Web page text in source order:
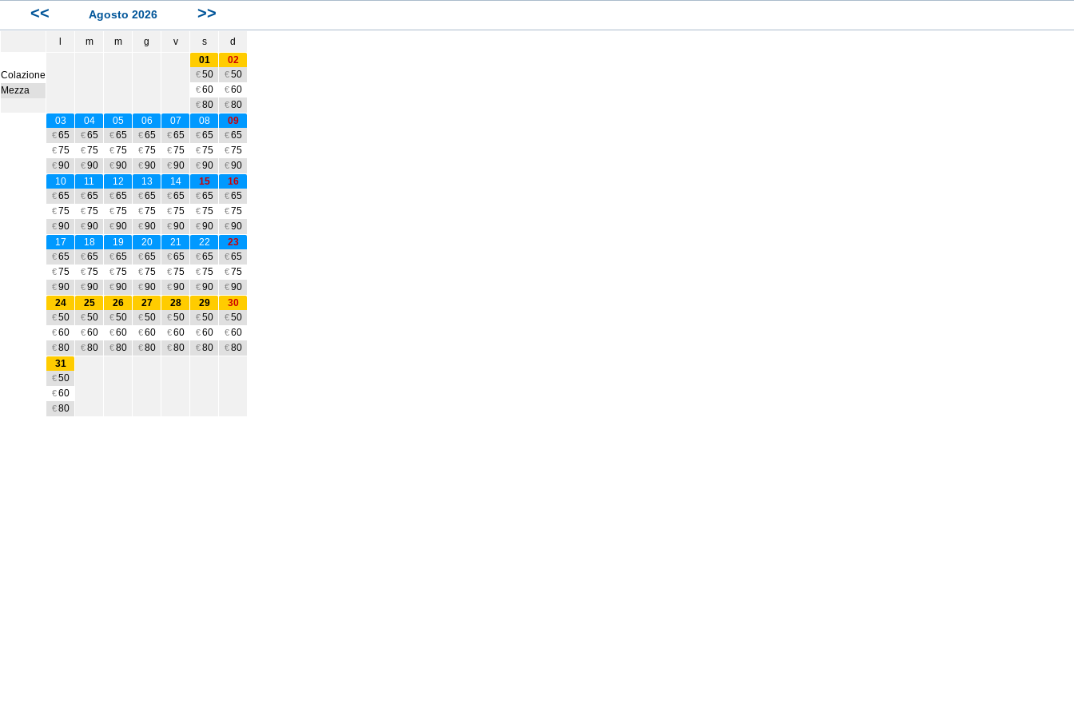
<< Agosto 2026 >>
m m g v s d
Colazione
Mezza
01
€50
€60
€80
02
€50
€60
€80
03
€65
€75
€90
04
€65
€75
€90
05
€65
€75
€90
06
€65
€75
€90
07
€65
€75
€90
08
€65
€75
€90
09
€65
€75
€90
10
€65
€75
€90
11
€65
€75
€90
12
€65
€75
€90
13
€65
€75
€90
14
€65
€75
€90
15
€65
€75
€90
16
€65
€75
€90
17
€65
€75
€90
18
€65
€75
€90
19
€65
€75
€90
20
€65
€75
€90
21
€65
€75
€90
22
€65
€75
€90
23
€65
€75
€90
24
€50
€60
€80
25
€50
€60
€80
26
€50
€60
€80
27
€50
€60
€80
28
€50
€60
€80
29
€50
€60
€80
30
€50
€60
€80
31
€50
€60
€80